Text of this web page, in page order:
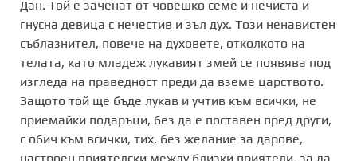
Дан. Той е заченат от човешко семе и нечиста и
гнусна девица с нечестив и зъл дух. Този ненавистен
съблазнител, повече на духовете, отколкото на
телата, като младеж лукавият змей се появява под
изгледа на праведност преди да вземе царството.
Защото той ще бъде лукав и учтив към всички, не
приемайки подаръци, без да е поставен пред други,
с обич към всички, тих, без желание за дарове,